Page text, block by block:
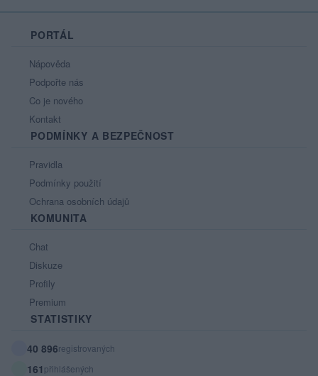
PORTÁL
Nápověda
Podpořte nás
Co je nového
Kontakt
PODMÍNKY A BEZPEČNOST
Pravidla
Podmínky použití
Ochrana osobních údajů
KOMUNITA
Chat
Diskuze
Profily
Premium
STATISTIKY
40 896registrovaných
161 přihlášených